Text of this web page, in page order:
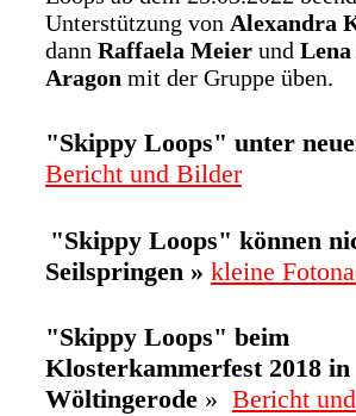
Unterstützung von Alexandra
dann Raffaela Meierund
Aragon mit der Gruppe üben.
"Skippy Loops" unter
Bericht und Bilder
"Skippy Loops" können
Seilspringen » kleine
"Skippy Loops" beim
Klosterkammerfest 2018 in
Wöltingerode» Bericht